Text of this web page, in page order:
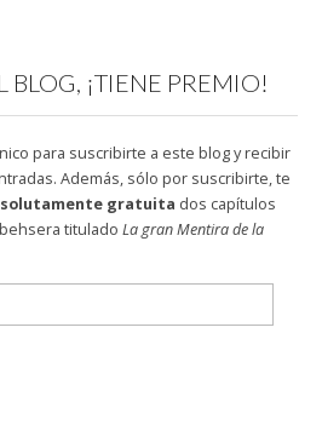
BLOG, ¡TIENE PREMIO!
para suscribirte a este blog y recibir
Además, sólo por suscribirte, te
gratuita dos capítulos
titulado La gran Mentira de la